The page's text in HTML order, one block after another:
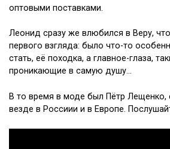
оптовыми поставками.
Леонид сразу же влюбился в Веру,
первого взгляда: было что-то
стать, её походка, а главное-глаза,
проникающие в самую душу…
В то время в моде был Пётр Лещенко,
везде в Россиии и в Европе.